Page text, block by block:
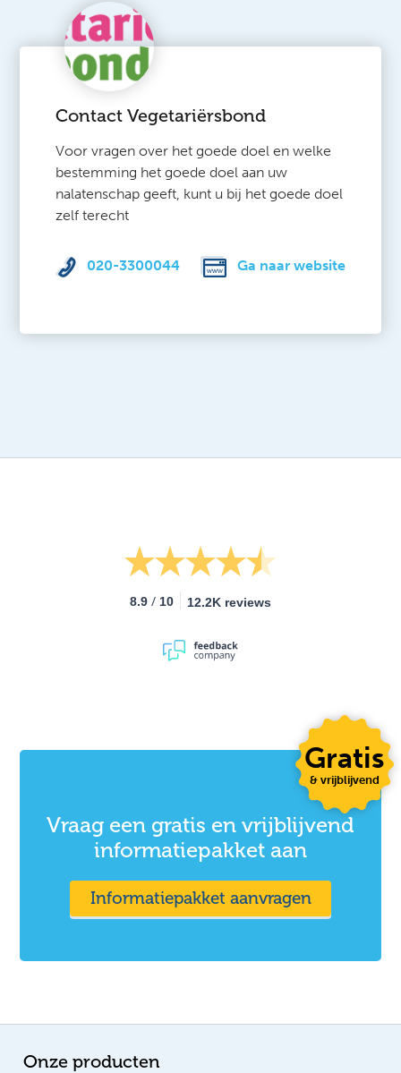
Contact Vegetariërsbond
Voor vragen over het goede doel en welke
bestemming het goede doel aan uw
nalatenschap geeft, kunt u bij het goede doel
zelf terecht
020-3300044 Ga naar website
8.9 / 10 12.2K reviews
Vraag een gratis en vrijblijvend
informatiepakket aan
Informatiepakket aanvragen
Gratis
& vrijblijvend
Onze producten